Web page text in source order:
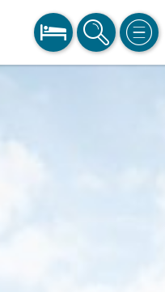
BUCHEN SUCHE